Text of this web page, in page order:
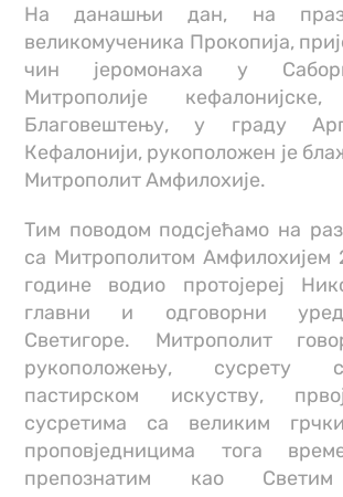
На данашњи дан, на
великомученика Прокопија,
чин јеромонаха у
Митрополије кефалонијске,
Благовештењу, у граду
Кефалонији, рукоположен је
Митрополит Амфилохије.
Тим поводом подсјећамо на
са Митрополитом Амфилохијем
године водио протојереј
главни и одговорни
Светигоре. Митрополит
рукоположењу, сусрету
пастирском искуству,
сусретима са великим
проповједницима тога
препознатим као Светим